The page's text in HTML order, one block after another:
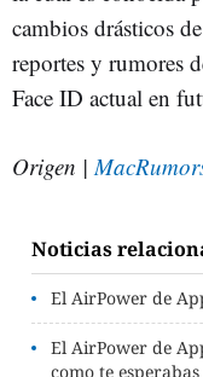
cambios drásticos
reportes y rumores
Face ID actual en
Origen |
Noticias
El AirPower de
El AirPower de
como te esperabas